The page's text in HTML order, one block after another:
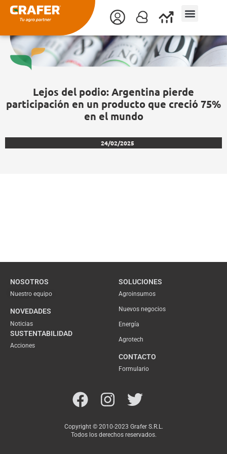
contenido
Lejos del podio: Argentina pierde
participación en un producto que creció 75%
en el mundo
24/02/2025
NOSOTROS
Nuestro equipo
NOVEDADES
Noticias
SUSTENTABILIDAD
Acciones
SOLUCIONES
Agroinsumos
Nuevos negocios
Energía
Agrotech
CONTACTO
Formulario
Copyright © 2010-2023 Grafer S.R.L.
Todos los derechos reservados.